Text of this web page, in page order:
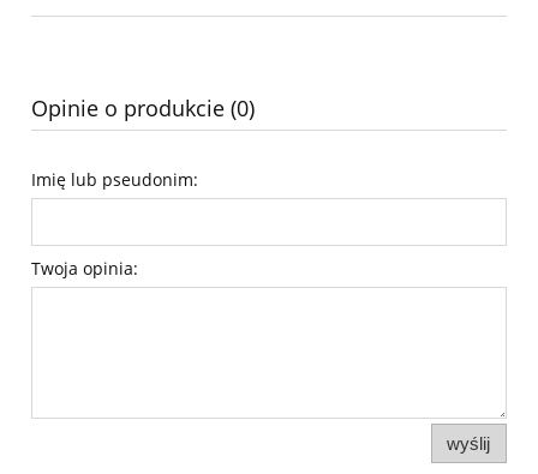
Opinie o produkcie (0)
Imię lub pseudonim:
Twoja opinia:
wyślij